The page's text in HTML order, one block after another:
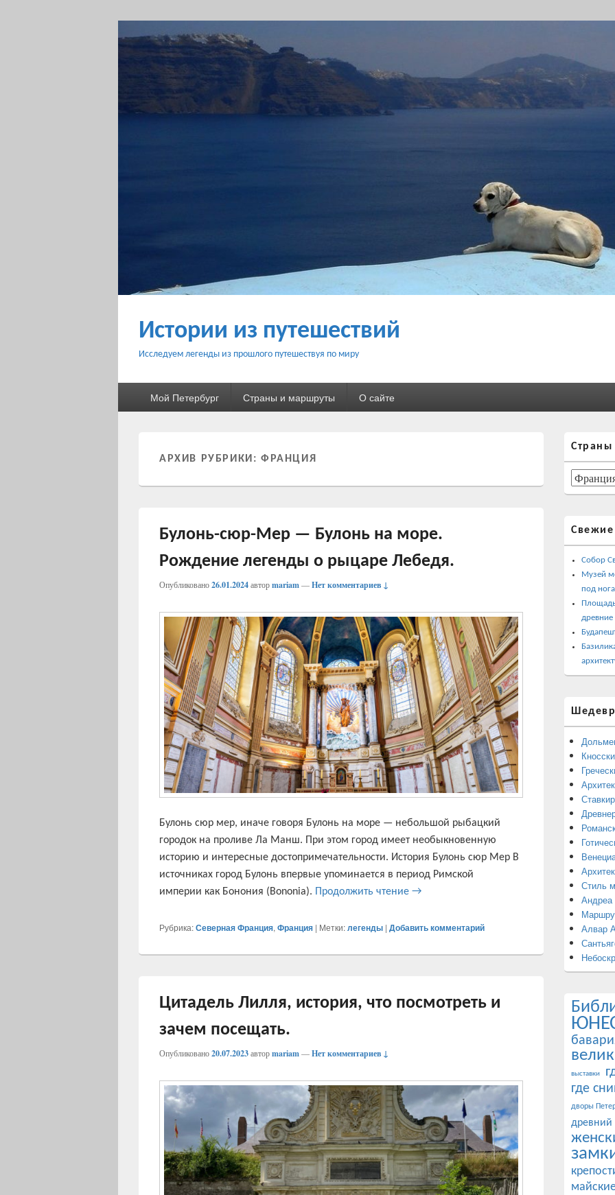
Истории из путешествий
Исследуем легенды из прошлого путешествуя по миру
Мой Петербург Страны и маршруты О сайте
АРХИВ РУБРИКИ: ФРАНЦИЯ
Булонь-сюр-Мер — Булонь на море.
Рождение легенды о рыцаре Лебедя.
Опубликовано26.01.2024авторmariam—Нет комментариев ↓
Булонь сюр мер, иначе говоря Булонь на море — небольшой рыбацкий
городок на проливе Ла Манш. При этом город имеет необыкновенную
историю и интересные достопримечательности. История Булонь сюр Мер В
источниках город Булонь впервые упоминается в период Римской
империи как Бонония (Bononia). Продолжить чтение Булонь-сюр-Мер — Булонь на море.
→
Рубрика:Северная Франция, Франция | Метки:легенды | Добавить комментарий
Цитадель Лилля, история, что посмотреть и
зачем посещать.
Опубликовано20.07.2023авторmariam—Нет комментариев ↓
основной
боковой
панели
Страны
Страны
Свежие
Собор
Музей
под
древние
Стиль
Алвар
выставки
где
дворы
древний